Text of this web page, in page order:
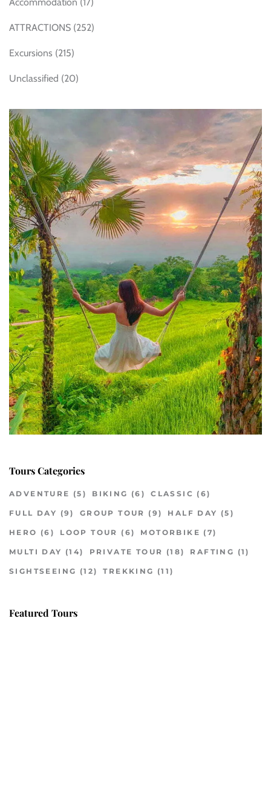
ATTRACTIONS (252)
Excursions (215)
Unclassified (20)
Tours Categories
ADVENTURE (5) BIKING (6) CLASSIC (6)
FULL DAY (9) GROUP TOUR (9) HALF DAY (5)
HERO (6) LOOP TOUR (6) MOTORBIKE (7)
MULTI DAY (14) PRIVATE TOUR (18) RAFTING (1)
SIGHTSEEING (12) TREKKING (11)
Featured Tours